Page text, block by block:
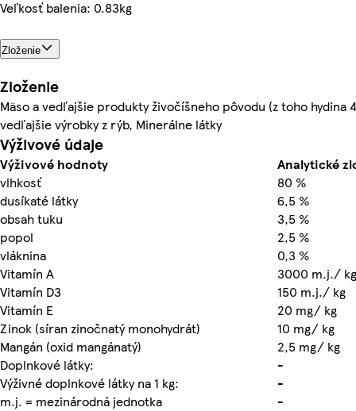
Veľkosť balenia: 0.83kg
Zloženie
Zloženie
Mäso a vedľajšie produkty živočíšneho pôvodu (z toho hydina
vedľajšie výrobky z rýb, Minerálne látky
Výživové údaje
Výživové hodnoty
Analytické
vlhkosť
80 %
dusíkaté látky
6,5 %
obsah tuku
3,5 %
popol
2,5 %
vláknina
0,3 %
Vitamín A
3000 m.j./ kg
Vitamín D3
150 m.j./ kg
Vitamín E
20 mg/ kg
Zinok (síran zinočnatý monohydrát)
10 mg/ kg
Mangán (oxid mangánatý)
2,5 mg/ kg
Doplnkové látky:
-
Výživné doplnkové látky na 1 kg:
-
m.j. = mezinárodná jednotka
-